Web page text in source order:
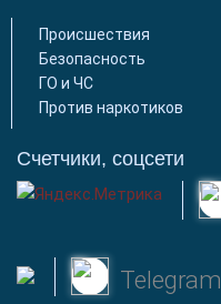
Происшествия
Безопасность
ГО и ЧС
Против наркотиков
Счетчики, соцсети
Telegram